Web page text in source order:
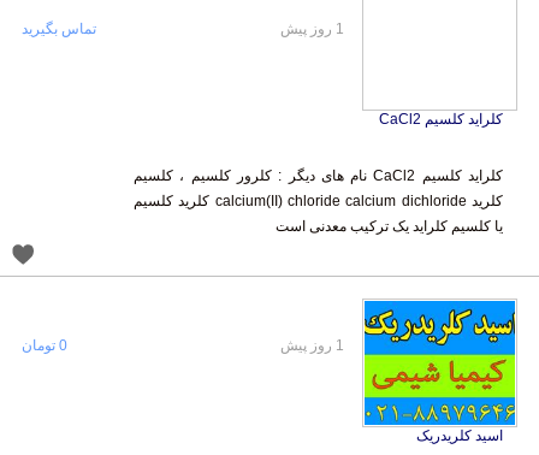
کلراید کلسیم CaCl2
کلراید کلسیم CaCl2 نام های دیگر : کلرور کلسیم ، کلسیم
کلرید calcium(II) chloride calcium dichloride کلرید کلسیم
یا کلسیم کلراید یک ترکیب معدنی است
تماس بگیرید
اسید کلریدریک
0 تومان